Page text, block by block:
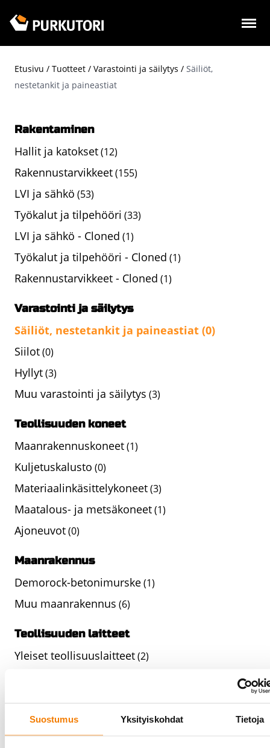
Suostumus Yksityiskohdat Tietoja
pääsisältöön
Murupolku
Etusivu Tuotteet Varastointi ja säilytys
Säiliöt,
nestetankit ja paineastiat
Rakentaminen
Hallit ja katokset(12)
Rakennustarvikkeet(155)
LVI ja sähkö (53)
Työkalut ja tilpehööri (33)
LVI ja sähkö - Cloned (1)
Työkalut ja tilpehööri - Cloned (1)
Rakennustarvikkeet - Cloned (1)
Varastointi ja säilytys
Säiliöt, nestetankit ja paineastiat (0)
Siilot(0)
Hyllyt(3)
Muu varastointi ja säilytys (3)
Teollisuuden koneet
Maanrakennuskoneet(1)
Kuljetuskalusto (0)
Materiaalinkäsittelykoneet(3)
Maatalous- ja metsäkoneet(1)
Ajoneuvot(0)
Maanrakennus
Demorock-betonimurske(1)
Muu maanrakennus (6)
Teollisuuden laitteet
Yleiset teollisuuslaitteet(2)
Siltanosturit ja nostimet(1)
Siltanosturit ja nostimet - Cloned